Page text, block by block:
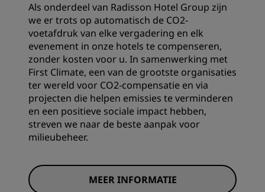
Als onderdeel van Radisson Hotel Group zijn
we er trots op automatisch de CO2-
voetafdruk van elke vergadering en elk
evenement in onze hotels te compenseren,
zonder kosten voor u. In samenwerking met
First Climate, een van de grootste organisaties
ter wereld voor CO2-compensatie en via
projecten die helpen emissies te verminderen
en een positieve sociale impact hebben,
streven we naar de beste aanpak voor
milieubeheer.
MEER INFORMATIE